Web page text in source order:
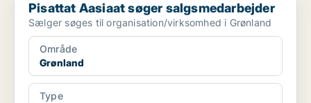
Pisattat Aasiaat søger salgsmedarbejder
Sælger søges til organisation/virksomhed i Grønland
Område
Grønland
Type